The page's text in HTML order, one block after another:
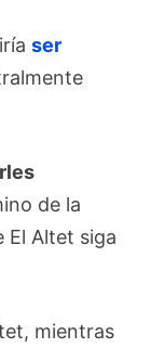
ser
de la
El Altet siga
mientras